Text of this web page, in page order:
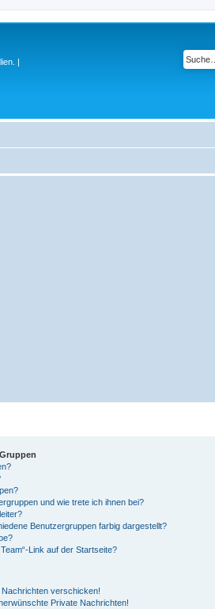
|
und wie trete ich ihnen bei?
Benutzergruppen farbig dargestellt?
Link auf der Startseite?
verschicken!
Private Nachrichten!